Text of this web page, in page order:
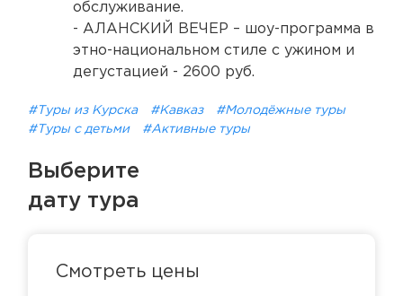
обслуживание.
- АЛАНСКИЙ ВЕЧЕР – шоу-программа в
этно-национальном стиле с ужином и
дегустацией - 2600 руб.
#Туры из Курска #Кавказ
#Молодёжные туры
#Туры с детьми
#Активные туры
Выберите
дату тура
Смотреть цены